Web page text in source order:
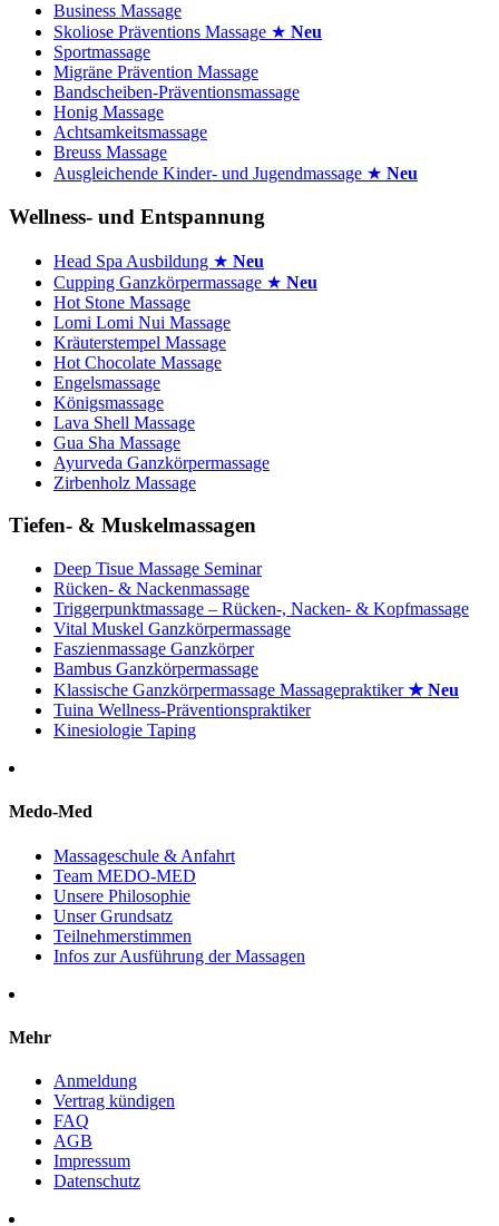
Business Massage
Skoliose Präventions Massage ★ Neu
Sportmassage
Migräne Prävention Massage
Bandscheiben-Präventionsmassage
Honig Massage
Achtsamkeitsmassage
Breuss Massage
Ausgleichende Kinder- und Jugendmassage ★ Neu
Wellness- und Entspannung
Head Spa Ausbildung ★ Neu
Cupping Ganzkörpermassage ★ Neu
Hot Stone Massage
Lomi Lomi Nui Massage
Kräuterstempel Massage
Hot Chocolate Massage
Engelsmassage
Königsmassage
Lava Shell Massage
Gua Sha Massage
Ayurveda Ganzkörpermassage
Zirbenholz Massage
Tiefen- & Muskelmassagen
Deep Tisue Massage Seminar
Rücken- & Nackenmassage
Triggerpunktmassage – Rücken-, Nacken- & Kopfmassage
Vital Muskel Ganzkörpermassage
Faszienmassage Ganzkörper
Bambus Ganzkörpermassage
Klassische Ganzkörpermassage Massagepraktiker★ Neu
Tuina Wellness-Präventionspraktiker
Kinesiologie Taping
Medo-Med
Massageschule & Anfahrt
Team MEDO-MED
Unsere Philosophie
Unser Grundsatz
Teilnehmerstimmen
Infos zur Ausführung der Massagen
Mehr
Anmeldung
Vertrag kündigen
FAQ
AGB
Impressum
Datenschutz